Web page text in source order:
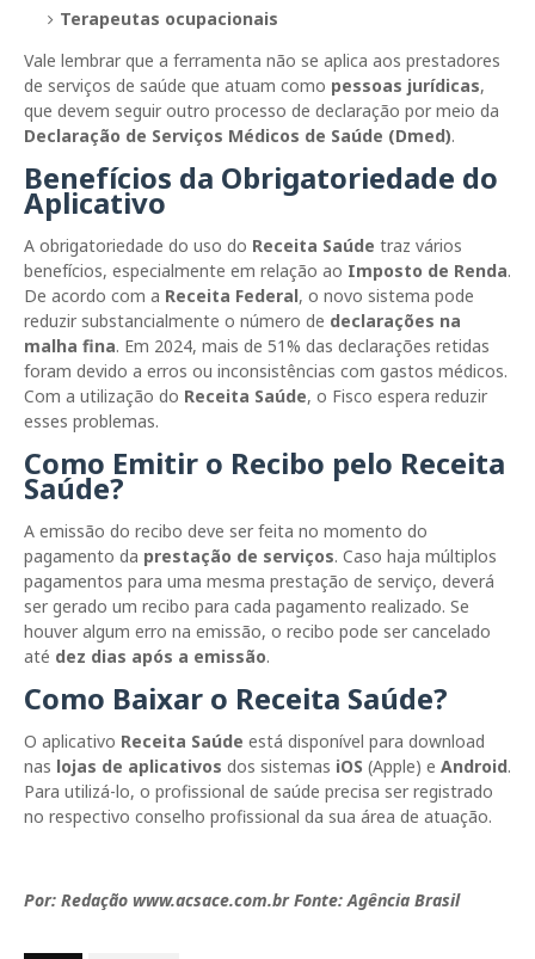
Terapeutas ocupacionais
Vale lembrar que a ferramenta não se aplica aos prestadores
de serviços de saúde que atuam como pessoas jurídicas,
que devem seguir outro processo de declaração por meio da
Declaração de Serviços Médicos de Saúde (Dmed).
Benefícios da Obrigatoriedade do
Aplicativo
A obrigatoriedade do uso do Receita Saúde traz vários
benefícios, especialmente em relação ao Imposto de Renda.
De acordo com a Receita Federal, o novo sistema pode
reduzir substancialmente o número de declarações na
malha fina. Em 2024, mais de 51% das declarações retidas
foram devido a erros ou inconsistências com gastos médicos.
Com a utilização do Receita Saúde, o Fisco espera reduzir
esses problemas.
Como Emitir o Recibo pelo Receita
Saúde?
A emissão do recibo deve ser feita no momento do
pagamento da prestação de serviços. Caso haja múltiplos
pagamentos para uma mesma prestação de serviço, deverá
ser gerado um recibo para cada pagamento realizado. Se
houver algum erro na emissão, o recibo pode ser cancelado
até dez dias após a emissão.
Como Baixar o Receita Saúde?
O aplicativo Receita Saúde está disponível para download
nas lojas de aplicativos dos sistemas iOS (Apple) e Android.
Para utilizá-lo, o profissional de saúde precisa ser registrado
no respectivo conselho profissional da sua área de atuação.
Por: Redação www.acsace.com.br Fonte: Agência Brasil